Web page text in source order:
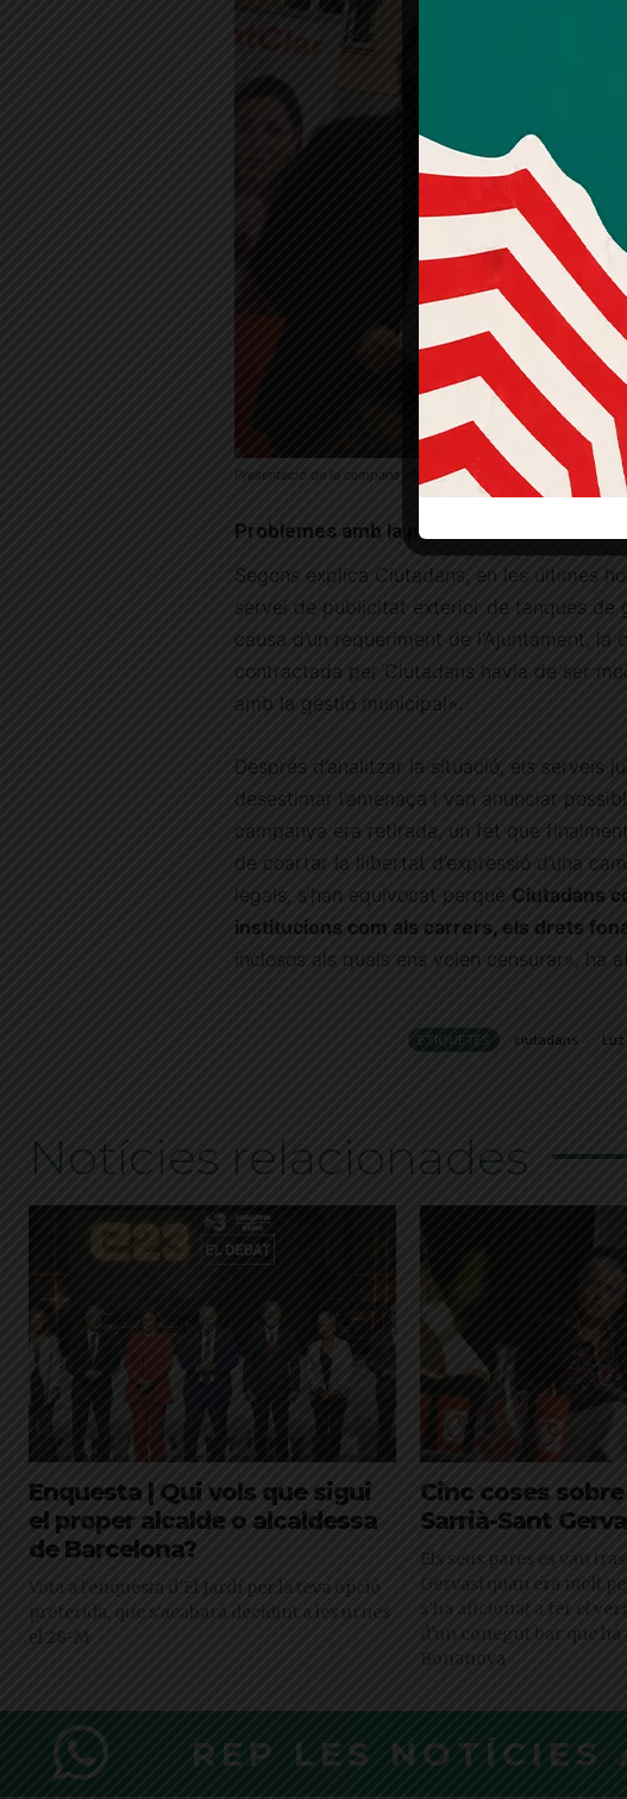
Presentació de la campana «Parlant Clar» a plaça Molina ©
Problemes amb la publicitat exterior
Segons explica Ciutadans, en les últimes
servei de publicitat exterior de tanques de
causa d’un requeriment de l’Ajuntament,
contractada per Ciutadans havia de ser
amb la gestió municipal».
Després d’analitzar la situació, els serveis
desestimar l’amenaça i van anunciar
campanya era retirada, un fet que
de coartar la llibertat d’expressió d’una
legals, s’han equivocat perquè Ciutadans
institucions com als carrers, els drets
inclosos als quals ens volen censurar», ha
ETIQUETES ciutadans
Notícies relacionades
Enquesta | Qui vols que sigui
el proper alcalde o alcaldessa
de Barcelona?
Vota a l'enquesta d'El Jardí per la teva opció
preferida, que s'acabarà decidint a les urnes
el 28-M
Cinc coses
Sarrià-Sant
Els seus pares es van
Gervasi quan era molt
s'ha aficionat a fer el
d'un conegut bar que ha
Bonanova
REP LES
Amb
web.
nostra
Quan